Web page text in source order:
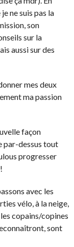
ne suis pas la
son
sur la
aussi sur des
mes deux
ma passion
façon
par-dessus tout
progresser
avec les
vélo, à la neige,
copains/copines
sont